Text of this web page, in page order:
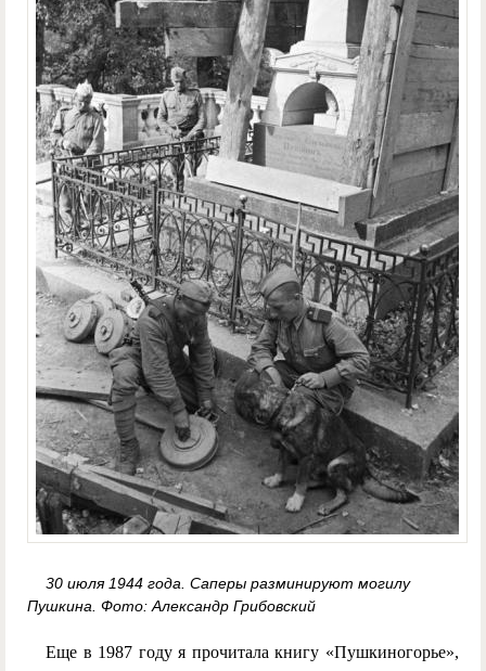
30 июля 1944 года. Саперы разминируют могилу
Пушкина. Фото: Александр Грибовский
Еще в 1987 году я прочитала книгу «Пушкиногорье»,